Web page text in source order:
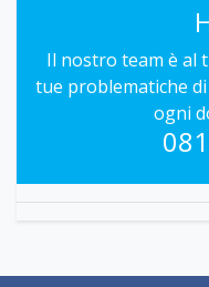
Il nostro team è al
tue problematiche
ogni